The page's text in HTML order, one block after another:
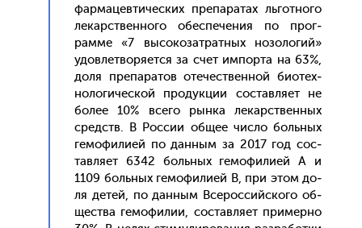
фар­ма­цев­ти­чес­ких пре­пара­тах ль­гот­но­го
ле­карс­твен­но­го обес­пе­чения по прог­
рамме «7 вы­соко­зат­ратных но­золо­гий»
удов­летво­ря­ет­ся за счет им­порта на 63%,
до­ля пре­пара­тов оте­чес­твен­ной би­отех­
но­логи­чес­кой про­дук­ции сос­тавля­ет не
бо­лее 10% все­го рын­ка ле­карс­твен­ных
средств. В Рос­сии об­щее чис­ло боль­ных
ге­мофи­ли­ей по дан­ным за 2017 год сос­
тавля­ет 6342 боль­ных ге­мофи­ли­ей А и
1109 боль­ных ге­мофи­ли­ей B, при этом до­
ля де­тей, по дан­ным Все­рос­сий­ско­го об­
щес­тва ге­мофи­лии, сос­тавля­ет при­мер­но